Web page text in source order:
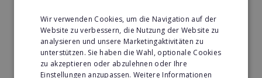
Kaffee & Café Franchise in Turkmenistan
Tier- & Zoobedarf Franchise in Turkmenistan
Immobilien Franchise in Turkmenistan
Wir verwenden Cookies, um die Navigation auf der
Website zu verbessern, die Nutzung der Website zu
analysieren und unsere Marketingaktivitäten zu
unterstützen. Sie haben die Wahl, optionale Cookies
zu akzeptieren oder abzulehnen oder Ihre
Einstellungen anzupassen. Weitere Informationen